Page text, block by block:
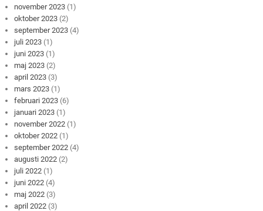
november 2023 (1)
oktober 2023 (2)
september 2023 (4)
juli 2023 (1)
juni 2023 (1)
maj 2023 (2)
april 2023 (3)
mars 2023 (1)
februari 2023 (6)
januari 2023 (1)
november 2022 (1)
oktober 2022 (1)
september 2022 (4)
augusti 2022 (2)
juli 2022 (1)
juni 2022 (4)
maj 2022 (3)
april 2022 (3)